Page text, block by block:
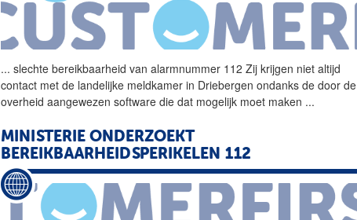
... slechte bereikbaarheid vanalarmnummer 112 Zij krijgen niet altijd
contact met de landelijke meldkamer in Driebergen ondanks de door de
overheid aangewezen software die dat mogelijk moet maken ...
MINISTERIE ONDERZOEKT
BEREIKBAARHEIDSPERIKELEN 112